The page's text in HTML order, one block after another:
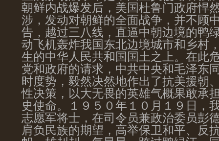
朝鲜内战爆发后，美国杜鲁门政府悍
涉，发动对朝鲜的全面战争，并不顾
告，越过三八线，直逼中朝边境的鸭
动飞机轰炸我国东北边境城市和乡村
生的中华人民共和国国土之上。 在此
党和政府的请求，中共中央和毛泽东
时度势，毅然决然地作出了抗美援朝
性决策，以大无畏的英雄气概果敢承
史使命。１９５０年１０月１９日，
志愿军将士，在司令员兼政治委员彭
肩负民族的期望，高举保卫和平、反